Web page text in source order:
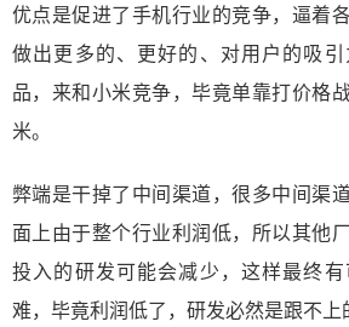
优点是促进了手机行业的竞争，逼着
做出更多的、更好的、对用户的吸
品，来和小米竞争，毕竟单靠打价格
米。
弊端是干掉了中间渠道，很多中间渠
面上由于整个行业利润低，所以其他
投入的研发可能会减少，这样最终
难，毕竟利润低了，研发必然是跟不上